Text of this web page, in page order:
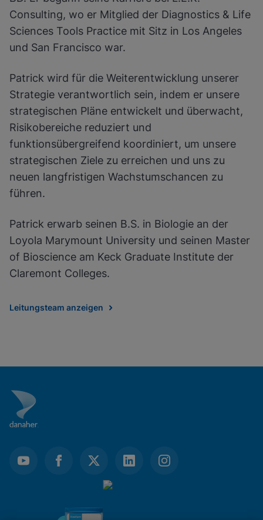
Consulting, wo er Mitglied der Diagnostics & Life
Sciences Tools Practice mit Sitz in Los Angeles
und San Francisco war.
Patrick wird für die Weiterentwicklung unserer
Strategie verantwortlich sein, indem er unsere
strategischen Pläne entwickelt und überwacht,
Risikobereiche reduziert und
funktionsübergreifend koordiniert, um unsere
strategischen Ziele zu erreichen und uns zu
neuen langfristigen Wachstumschancen zu
führen.
Patrick erwarb seinen B.S. in Biologie an der
Loyola Marymount University und seinen Master
of Bioscience am Keck Graduate Institute der
Claremont Colleges.
Leitungsteam anzeigen